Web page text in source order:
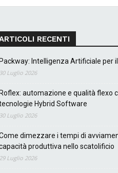
RECENTI
Intelligenza Artificiale per
Luglio 2026
automazione e qualità flexo
Hybrid Software
Luglio 2026
dimezzare i tempi di
produttiva nello scatolificio
Luglio 2026